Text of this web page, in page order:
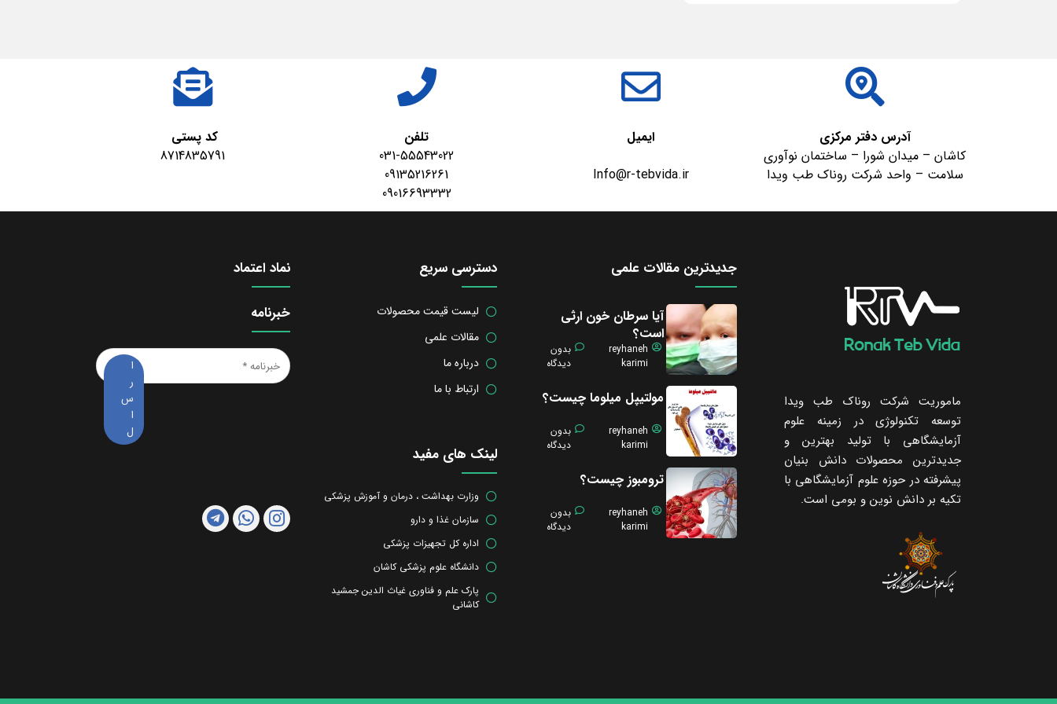
آدرس دفتر مرکزی
کاشان – میدان شورا – ساختمان نوآوری
سلامت – واحد شرکت روناک طب ویدا
ایمیل
Info@r-tebvida.ir
تلفن
031-55543022
09135216261
09016693332
کد پستی
8714835791
ماموریت شرکت روناک طب ویدا
توسعه تکنولوژی در زمینه علوم
آزمایشگاهی با تولید بهترین و
جدیدترین محصولات دانش بنیان
پیشرفته در حوزه علوم آزمایشگاهی با
تکیه ‌بر دانش نوین و بومی است.
جدیدترین مقالات علمی
آیا سرطان خون ارثی
است؟
reyhaneh
karimi
بدون
دیدگاه
مولتیپل میلوما چیست؟
reyhaneh
karimi
بدون
دیدگاه
ترومبوز چیست؟
reyhaneh
karimi
بدون
دیدگاه
دسترسی سریع
لیست قیمت محصولات
مقالات علمی
درباره ما
ارتباط با ما
لینک های مفید
وزارت بهداشت ، درمان و آموزش پزشکی
سازمان غذا و دارو
اداره کل تجهیزات پزشکی
دانشگاه علوم پزشکی کاشان
پارک علم و فناوری غیاث الدین جمشید
کاشانی
نماد اعتماد
خبرنامه
خبرنامه
*